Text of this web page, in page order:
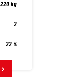
220 kg
2
22 %